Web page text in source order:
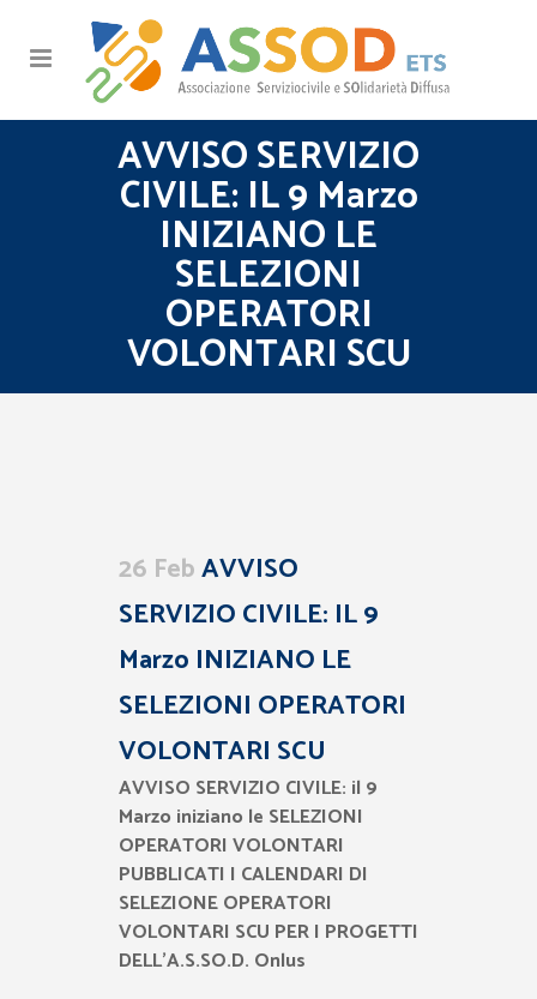
AVVISO SERVIZIO
CIVILE: IL 9 Marzo
INIZIANO LE
SELEZIONI
OPERATORI
VOLONTARI SCU
26 FebAVVISO
SERVIZIO CIVILE: IL 9
Marzo INIZIANO LE
SELEZIONI OPERATORI
VOLONTARI SCU
AVVISO SERVIZIO CIVILE: il 9
Marzo iniziano le SELEZIONI
OPERATORI VOLONTARI
PUBBLICATI I CALENDARI DI
SELEZIONE OPERATORI
VOLONTARI SCU PER I PROGETTI
DELL’A.S.SO.D. Onlus